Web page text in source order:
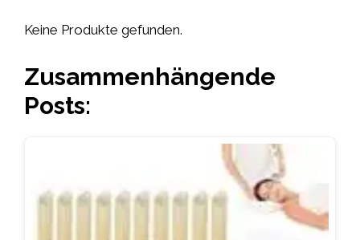
Keine Produkte gefunden.
Zusammenhängende
Posts: